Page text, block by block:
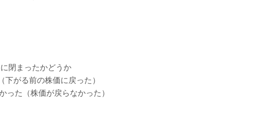
閉まったかどうか
がる前の株価に戻った）
った（株価が戻らなかった）